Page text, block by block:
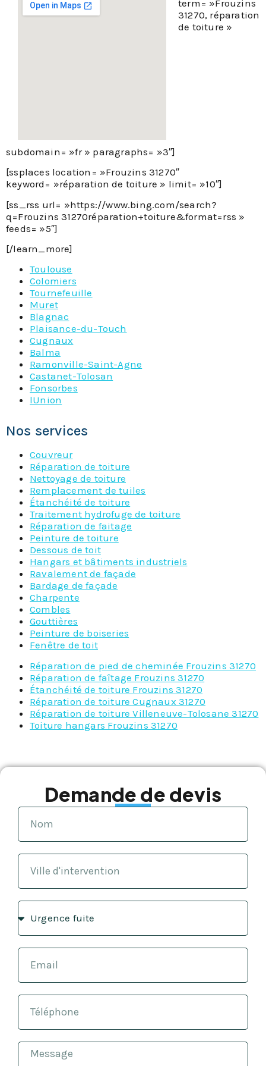
term= »Frouzins
31270, réparation
de toiture »
subdomain= »fr » paragraphs= »3″]
[ssplaces location= »Frouzins 31270″
keyword= »réparation de toiture » limit= »10″]
[ss_rss url= »https://www.bing.com/search?
q=Frouzins 31270réparation+toiture&format=rss »
feeds= »5″]
[/learn_more]
Toulouse
Colomiers
Tournefeuille
Muret
Blagnac
Plaisance-du-Touch
Cugnaux
Balma
Ramonville-Saint-Agne
Castanet-Tolosan
Fonsorbes
lUnion
Nos services
Couvreur
Réparation de toiture
Nettoyage de toiture
Remplacement de tuiles
Étanchéité de toiture
Traitement hydrofuge de toiture
Réparation de faitage
Peinture de toiture
Dessous de toit
Hangars et bâtiments industriels
Ravalement de façade
Bardage de façade
Charpente
Combles
Gouttières
Peinture de boiseries
Fenêtre de toit
Réparation de pied de cheminée Frouzins 31270
Réparation de faîtage Frouzins 31270
Étanchéité de toiture Frouzins 31270
Réparation de toiture Cugnaux 31270
Réparation de toiture Villeneuve-Tolosane 31270
Toiture hangars Frouzins 31270
Demande de devis